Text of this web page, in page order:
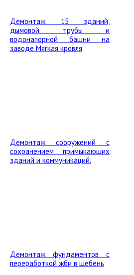
Демонтаж 15 зданий,
дымовой трубы и
водонапорной башни на
заводе Мягкая кровля
Демонтаж сооружений с
сохранением примыкающих
зданий и коммуникаций.
Демонтаж фундаментов с
переработкой жби в щебень